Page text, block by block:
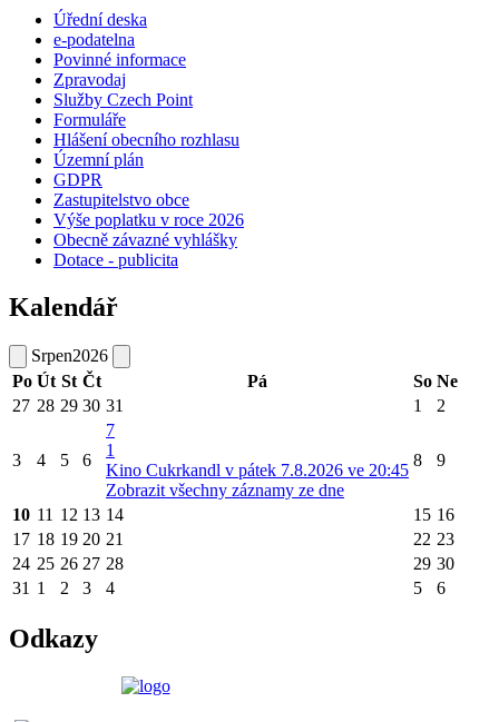
Úřední deska
e-podatelna
Povinné informace
Zpravodaj
Služby Czech Point
Formuláře
Hlášení obecního rozhlasu
Územní plán
GDPR
Zastupitelstvo obce
Výše poplatku v roce 2026
Obecně závazné vyhlášky
Dotace - publicita
Kalendář
Srpen2026
Po Út St Čt Pá So Ne
27 28 29 30 31 1 2
3 4 5 6
7
1
Kino Cukrkandl v pátek 7.8.2026 ve 20:45
Zobrazit všechny záznamy ze dne
8 9
10 11 12 13 14 15 16
17 18 19 20 21 22 23
24 25 26 27 28 29 30
31 1 2 3 4 5 6
Odkazy